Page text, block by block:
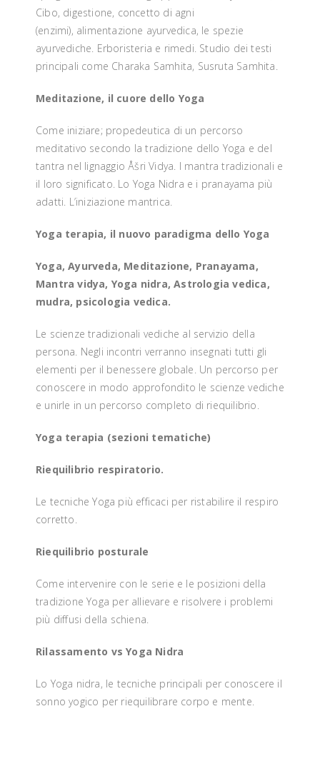
Cibo, digestione, concetto di agni
(enzimi), alimentazione ayurvedica, le spezie
ayurvediche. Erboristeria e rimedi. Studio dei testi
principali come Charaka Samhita, Susruta Samhita.
Meditazione, il cuore dello Yoga
Come iniziare; propedeutica di un percorso
meditativo secondo la tradizione dello Yoga e del
tantra nel lignaggio Åšri Vidya. I mantra tradizionali e
il loro significato. Lo Yoga Nidra e i pranayama più
adatti. L’iniziazione mantrica.
Yoga terapia, il nuovo paradigma dello Yoga
Yoga, Ayurveda, Meditazione, Pranayama,
Mantra vidya, Yoga nidra, Astrologia vedica,
mudra, psicologia vedica.
Le scienze tradizionali vediche al servizio della
persona. Negli incontri verranno insegnati tutti gli
elementi per il benessere globale. Un percorso per
conoscere in modo approfondito le scienze vediche
e unirle in un percorso completo di riequilibrio.
Yoga terapia (sezioni tematiche)
Riequilibrio respiratorio.
Le tecniche Yoga più efficaci per ristabilire il respiro
corretto.
Riequilibrio posturale
Come intervenire con le serie e le posizioni della
tradizione Yoga per allievare e risolvere i problemi
più diffusi della schiena.
Rilassamento vs Yoga Nidra
Lo Yoga nidra, le tecniche principali per conoscere il
sonno yogico per riequilibrare corpo e mente.